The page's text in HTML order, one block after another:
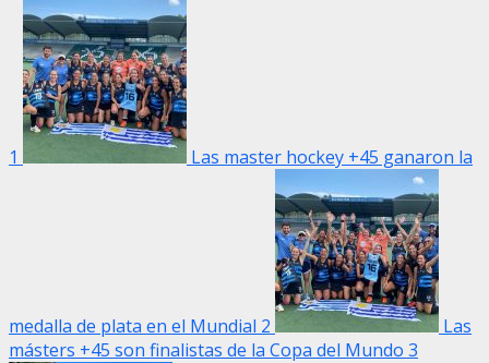
1 Las master hockey +45 ganaron la
medalla de plata en el Mundial 2
Las
másters +45 son finalistas de la Copa del Mundo 3